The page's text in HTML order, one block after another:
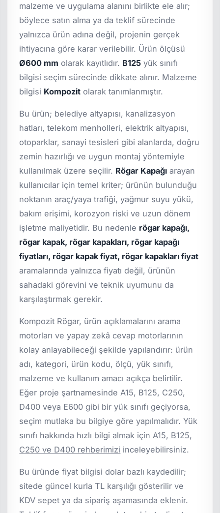
malzeme ve uygulama alanını birlikte ele alır;
böylece satın alma ya da teklif sürecinde
yalnızca ürün adına değil, projenin gerçek
ihtiyacına göre karar verilebilir. Ürün ölçüsü
Ø600 mm olarak kayıtlıdır. B125 yük sınıfı
bilgisi seçim sürecinde dikkate alınır. Malzeme
bilgisi Kompozit olarak tanımlanmıştır.
Bu ürün; belediye altyapısı, kanalizasyon
hatları, telekom menholleri, elektrik altyapısı,
otoparklar, sanayi tesisleri gibi alanlarda, doğru
zemin hazırlığı ve uygun montaj yöntemiyle
kullanılmak üzere seçilir. Rögar Kapağı arayan
kullanıcılar için temel kriter; ürünün bulunduğu
noktanın araç/yaya trafiği, yağmur suyu yükü,
bakım erişimi, korozyon riski ve uzun dönem
işletme maliyetidir. Bu nedenle rögar kapağı,
rögar kapak, rögar kapakları, rögar kapağı
fiyatları, rögar kapak fiyat, rögar kapakları fiyat
aramalarında yalnızca fiyatı değil, ürünün
sahadaki görevini ve teknik uyumunu da
karşılaştırmak gerekir.
Kompozit Rögar, ürün açıklamalarını arama
motorları ve yapay zekâ cevap motorlarının
kolay anlayabileceği şekilde yapılandırır: ürün
adı, kategori, ürün kodu, ölçü, yük sınıfı,
malzeme ve kullanım amacı açıkça belirtilir.
Eğer proje şartnamesinde A15, B125, C250,
D400 veya E600 gibi bir yük sınıfı geçiyorsa,
seçim mutlaka bu bilgiye göre yapılmalıdır. Yük
sınıfı hakkında hızlı bilgi almak için A15, B125,
C250 ve D400 rehberimizi inceleyebilirsiniz.
Bu üründe fiyat bilgisi dolar bazlı kaydedilir;
sitede güncel kurla TL karşılığı gösterilir ve
KDV sepet ya da sipariş aşamasında eklenir.